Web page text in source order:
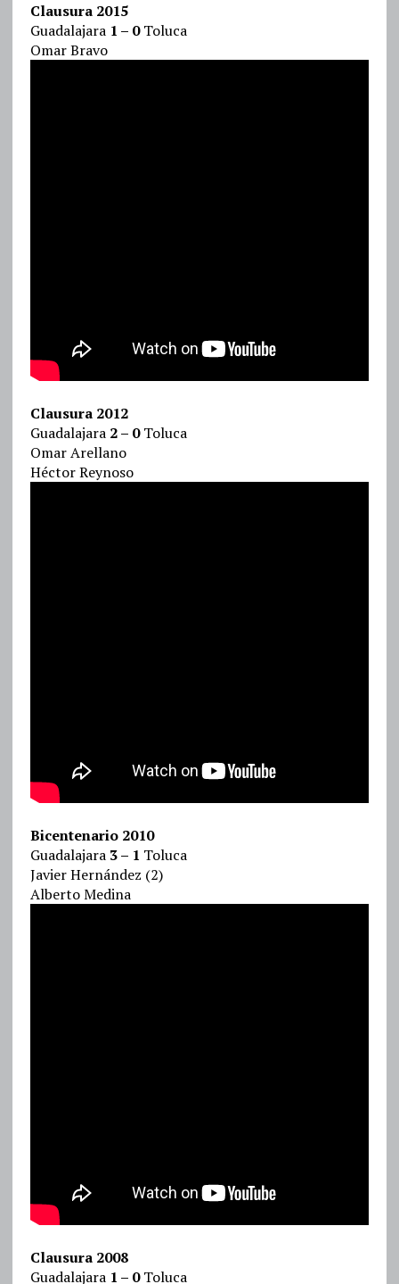
Clausura 2015
Guadalajara 1 – 0Toluca
Omar Bravo
Clausura 2012
Guadalajara 2 – 0Toluca
Omar Arellano
Héctor Reynoso
Bicentenario 2010
Guadalajara3 – 1 Toluca
Javier Hernández (2)
Alberto Medina
Clausura 2008
Guadalajara1 – 0Toluca